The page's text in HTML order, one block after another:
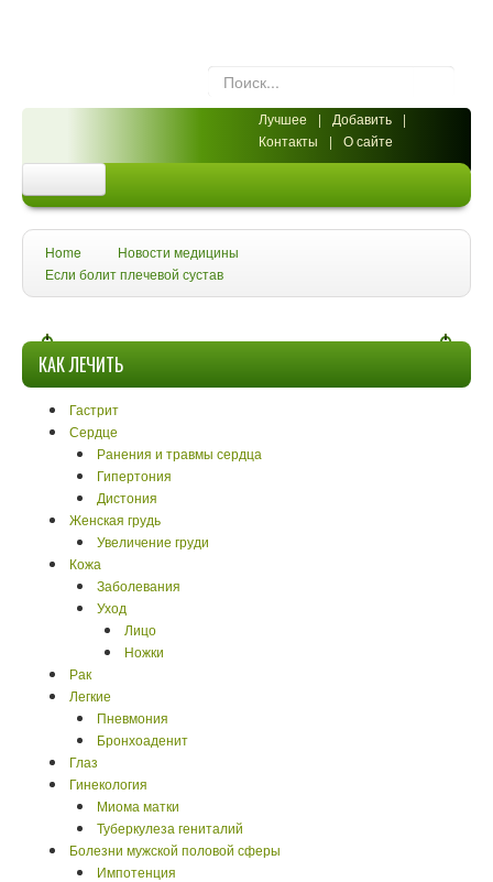
Лучшее | Добавить
|
Контакты
| О сайте
Сайт
Новости медицины
Народная медицина
Воск, мед, прополис
Польза минералов
Травы и растения
Что такое...?
Почему...?
Home
Новости медицины
Если болит плечевой сустав
КАК ЛЕЧИТЬ
Гастрит
Сердце
Ранения и травмы сердца
Гипертония
Дистония
Женская грудь
Увеличение груди
Кожа
Заболевания
Уход
Лицо
Ножки
Рак
Легкие
Пневмония
Бронхоаденит
Глаз
Гинекология
Миома матки
Туберкулеза гениталий
Болезни мужской половой сферы
Импотенция